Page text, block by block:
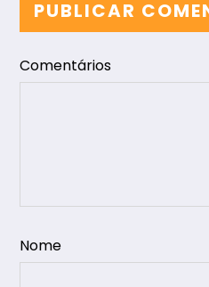
PUBLICAR
Comentários
Nome